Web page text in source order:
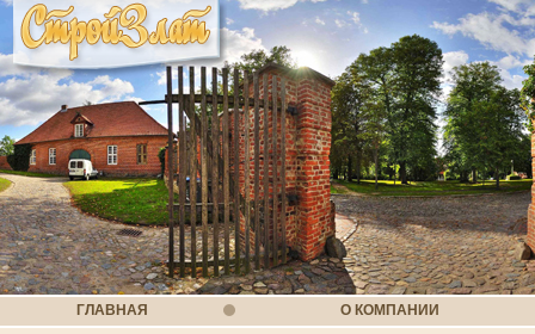
ГЛАВНАЯ О КОМПАНИИ